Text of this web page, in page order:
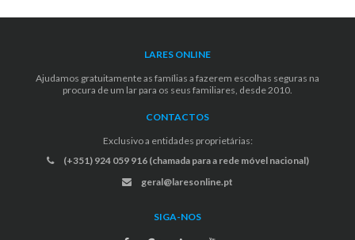
LARES ONLINE
Ajudamos gratuitamente as famílias a fazerem escolhas seguras na
procura de um lar para os seus familiares, desde 2010.
CONTACTOS
Exclusivo a entidades proprietárias:
(+351) 924 059 916 (chamada para a rede móvel nacional)
geral@laresonline.pt
SIGA-NOS